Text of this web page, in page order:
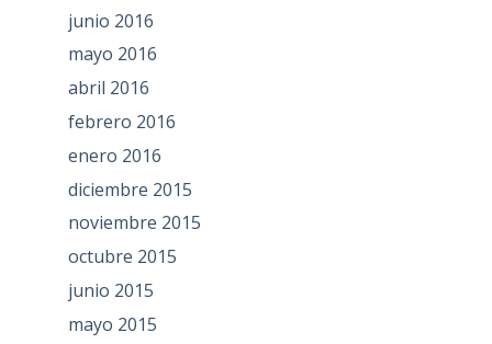
junio 2016
mayo 2016
abril 2016
febrero 2016
enero 2016
diciembre 2015
noviembre 2015
octubre 2015
junio 2015
mayo 2015